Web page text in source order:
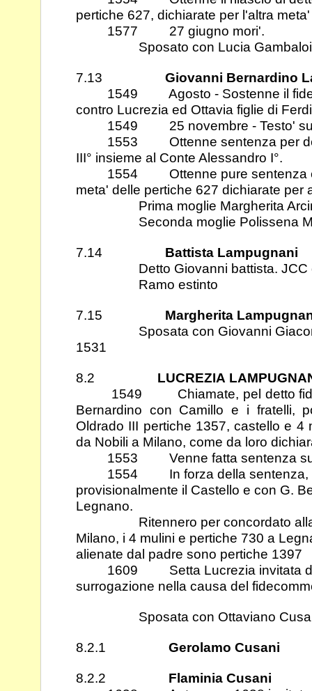
pertiche 627, dichiarate per l'altra
1577 27 giugno mori'.
Sposato con Lucia
7.13 Giovanni Bernardino
1549 Agosto - Sostenne il
contro Lucrezia ed Ottavia figlie di
1549 25 novembre - Testo' sul
1553 Ottenne sentenza per
III° insieme al Conte Alessandro I°.
1554 Ottenne pure sentenza e
meta' delle pertiche 627 dichiarate per
Prima moglie Margherita
Seconda moglie Polissena
7.14 Battista Lampugnani
Detto Giovanni battista. JCC di
Ramo estinto
7.15 Margherita
Sposata con Giovanni Giacomo
1531
8.2 LUCREZIA
1549 Chiamate, pel detto
Bernardino con Camillo e i fratelli,
Oldrado III pertiche 1357, castello e
da Nobili a Milano, come da loro
1553 Venne fatta sentenza su
1554 In forza della sentenza,
provisionalmente il Castello e con G.
Legnano.
Ritennero per concordato alla
Milano, i 4 mulini e pertiche 730 a
alienate dal padre sono pertiche 1397
1609 Setta Lucrezia invitata dai
surrogazione nella causa del
Sposata con Ottaviano
8.2.1 Gerolamo Cusani
8.2.2 Flaminia Cusani